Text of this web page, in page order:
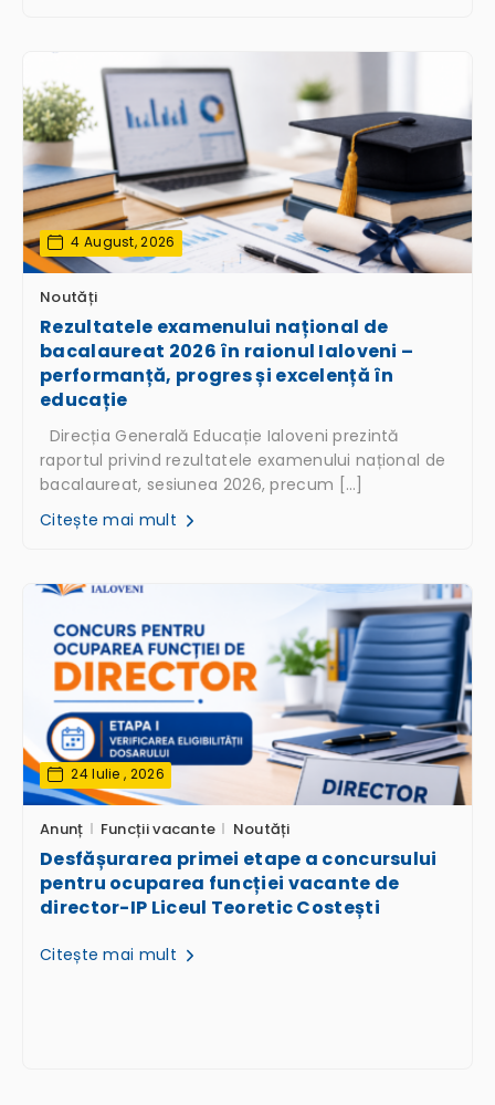
4 August, 2026
Noutăți
Rezultatele examenului național de
bacalaureat 2026 în raionul Ialoveni –
performanță, progres și excelență în
educație
Direcția Generală Educație Ialoveni prezintă
raportul privind rezultatele examenului național de
bacalaureat, sesiunea 2026, precum […]
Citește mai mult
24 Iulie , 2026
Anunț Funcții vacante Noutăți
Desfășurarea primei etape a concursului
pentru ocuparea funcției vacante de
director-IP Liceul Teoretic Costești
Citește mai mult